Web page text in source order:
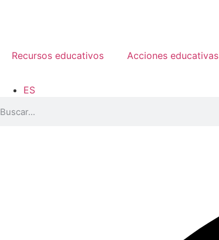
Recursos educativos Acciones educativas
ES